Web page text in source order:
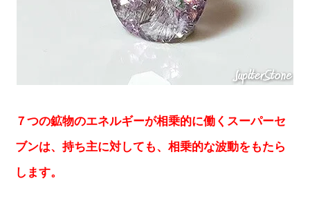
７つの鉱物のエネルギーが相乗的に働くスーパーセ
ブンは、持ち主に対しても、相乗的な波動をもたら
します。